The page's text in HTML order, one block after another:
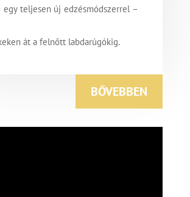
egy teljesen új edzésmódszerrel –
át a felnőtt labdarúgókig.
BŐVEBBEN